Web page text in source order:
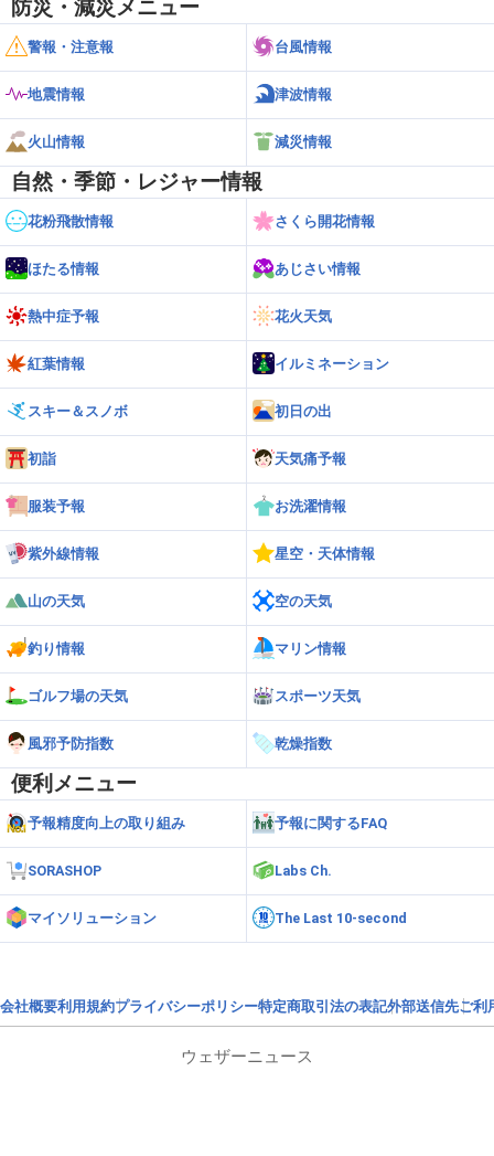
防災・減災メニュー
警報・注意報 台風情報
地震情報 津波情報
火山情報 減災情報
自然・季節・レジャー情報
花粉飛散情報 さくら開花情報
ほたる情報 あじさい情報
熱中症予報 花火天気
紅葉情報 イルミネーション
スキー＆スノボ 初日の出
初詣 天気痛予報
服装予報 お洗濯情報
紫外線情報 星空・天体情報
山の天気 空の天気
釣り情報 マリン情報
ゴルフ場の天気 スポーツ天気
風邪予防指数 乾燥指数
便利メニュー
予報精度向上の取り組み 予報に関するFAQ
SORASHOP Labs Ch.
マイソリューション The Last 10-second
会社概要利用規約プライバシーポリシー特定商取引法の表記外部送信先ご利
ウェザーニュース